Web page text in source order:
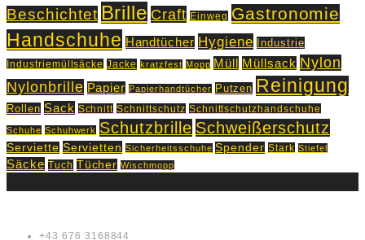
Beschichtet Brille Craft Einweg Gastronomie
Handschuhe Handtücher Hygiene Industrie
Industriemüllsäcke Jacke kratzfest Mopp Müll Müllsack Nylon
Nylonbrille Papier Papierhandtücher Putzen Reinigung
Rollen Sack Schnitt Schnittschutz Schnittschutzhandschuhe
Schuhe Schuhwerk Schutzbrille Schweißerschutz
Serviette Servietten Sicherheitsschuhe Spender Stark Stiefel
Säcke Tuch Tücher Wischmopp
+43 676 3168844